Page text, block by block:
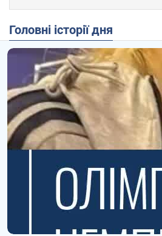
Головні історії дня